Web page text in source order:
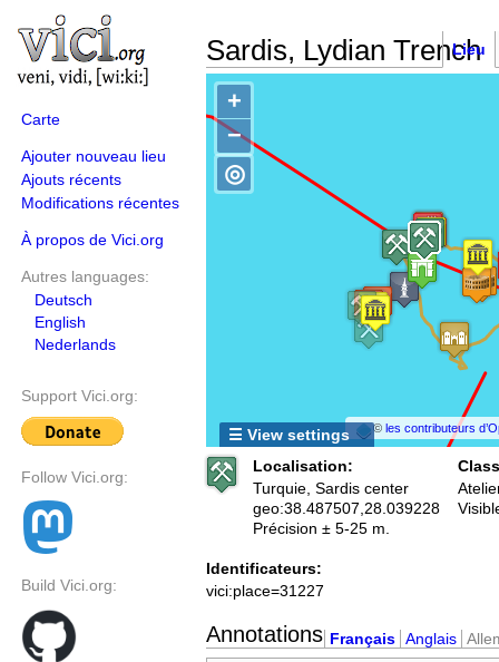
Carte
Ajouter nouveau lieu
Ajouts récents
Modifications récentes
À propos de Vici.org
Autres languages:
Deutsch
English
Nederlands
Support Vici.org:
Follow Vici.org:
Build Vici.org:
Sardis, Lydian Trench
Lieu
+
−
©les contributeurs
◎
☰ View settings
Localisation:
Turquie, Sardis center
geo:38.487507,28.039228
Précision ± 5-25 m.
Identificateurs:
vici:place=31227
Annotations Français Anglais